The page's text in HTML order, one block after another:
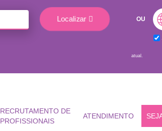
Localizar OU
atual.
RECRUTAMENTO DE
PROFISSIONAIS
ATENDIMENTO